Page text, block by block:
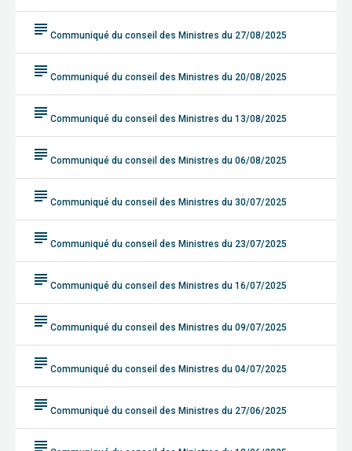
subject Communiqué du conseil des Ministres du 27/08/2025
subject Communiqué du conseil des Ministres du 20/08/2025
subject Communiqué du conseil des Ministres du 13/08/2025
subject Communiqué du conseil des Ministres du 06/08/2025
subject Communiqué du conseil des Ministres du 30/07/2025
subject Communiqué du conseil des Ministres du 23/07/2025
subject Communiqué du conseil des Ministres du 16/07/2025
subject Communiqué du conseil des Ministres du 09/07/2025
subject Communiqué du conseil des Ministres du 04/07/2025
subject Communiqué du conseil des Ministres du 27/06/2025
subject